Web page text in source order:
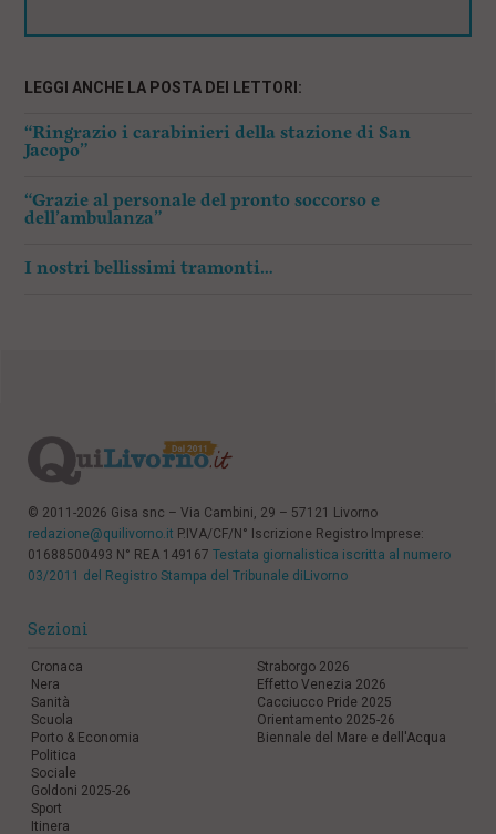
LEGGI ANCHE LA POSTA DEI LETTORI:
“Ringrazio i carabinieri della stazione di San
Jacopo”
“Grazie al personale del pronto soccorso e
dell’ambulanza”
I nostri bellissimi tramonti…
© 2011-2026 Gisa snc – Via Cambini, 29 – 57121 Livorno
redazione@quilivorno.it P.IVA/CF/N° Iscrizione Registro Imprese:
01688500493 N° REA 149167 Testata giornalistica iscritta al numero
03/2011 del Registro Stampa del Tribunale diLivorno
Sezioni
Cronaca
Nera
Sanità
Scuola
Porto & Economia
Politica
Sociale
Goldoni 2025-26
Sport
Itinera
Straborgo 2026
Effetto Venezia 2026
Cacciucco Pride 2025
Orientamento 2025-26
Biennale del Mare e dell'Acqua